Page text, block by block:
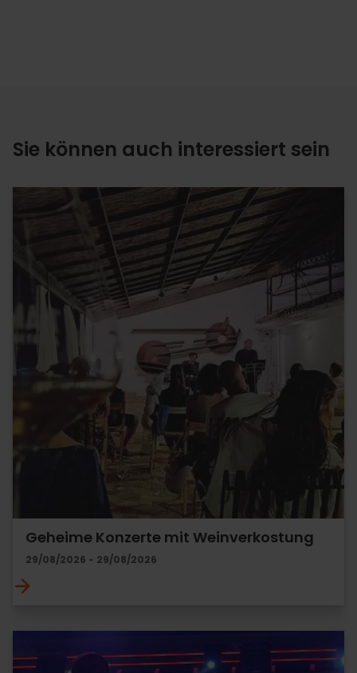
Sie können auch interessiert sein
Geheime Konzerte mit Weinverkostung
29/08/2026 - 29/08/2026